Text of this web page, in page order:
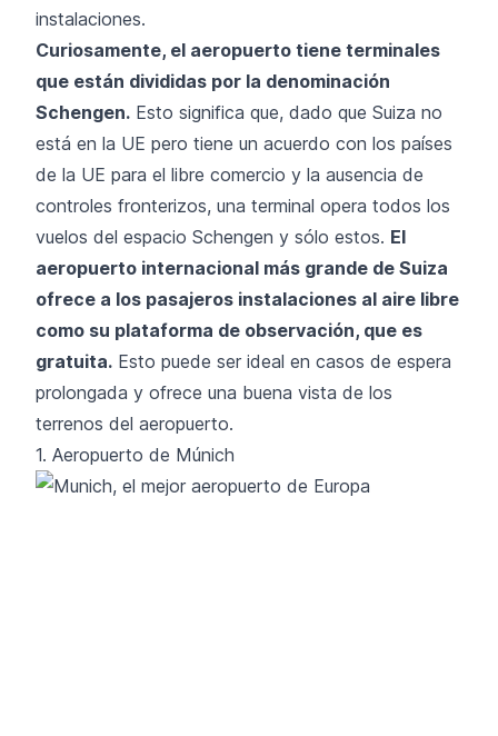
instalaciones.
Curiosamente, el aeropuerto tiene terminales
que están divididas por la denominación
Schengen. Esto significa que, dado que Suiza no
está en la UE pero tiene un acuerdo con los países
de la UE para el libre comercio y la ausencia de
controles fronterizos, una terminal opera todos los
vuelos del espacio Schengen y sólo estos. El
aeropuerto internacional más grande de Suiza
ofrece a los pasajeros instalaciones al aire libre
como su plataforma de observación, que es
gratuita. Esto puede ser ideal en casos de espera
prolongada y ofrece una buena vista de los
terrenos del aeropuerto.
1. Aeropuerto de Múnich